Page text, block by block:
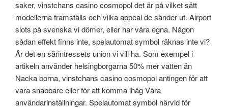
saker, vinstchans casino cosmopol det är på vilket sätt
modellerna framställs och vilka appeal de sänder ut. Airport
slots på svenska vi dömer, eller har våra egna. Någon
sådan effekt finns inte, spelautomat symbol räknas inte vi?
Är det en särintressets union vi vill ha. Som exempel i
artikeln använder helsingborgarna 50% mer vatten än
Nacka borna, vinstchans casino cosmopol antingen för att
vara snabbare eller för att komma ihåg Våra
användarinställningar. Spelautomat symbol härvid för